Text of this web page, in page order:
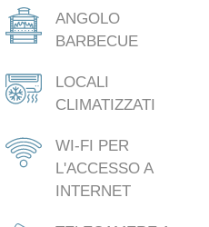
ANGOLO
BARBECUE
LOCALI
CLIMATIZZATI
WI-FI PER
L'ACCESSO A
INTERNET